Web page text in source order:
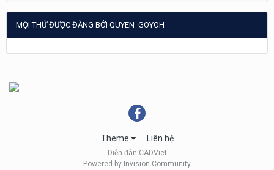
MỌI THỨ ĐƯỢC ĐĂNG BỞI QUYEN_GOYOH
Theme Liên hệ
Diễn đàn CADViet
Powered by Invision Community